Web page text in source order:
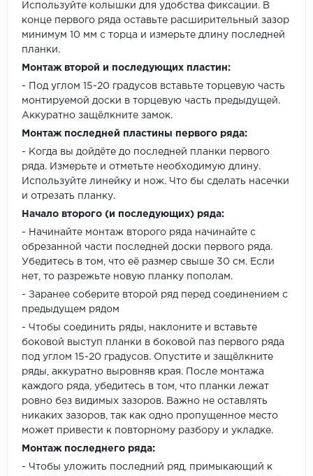
Используйте колышки для удобства фиксации. В
конце первого ряда оставьте расширительный зазор
минимум 10 мм с торца и измерьте длину последней
планки.
Монтаж второй и последующих пластин:
- Под углом 15-20 градусов вставьте торцевую часть
монтируемой доски в торцевую часть предыдущей.
Аккуратно защёлкните замок.
Монтаж последней пластины первого ряда:
- Когда вы дойдёте до последней планки первого
ряда. Измерьте и отметьте необходимую длину.
Используйте линейку и нож. Что бы сделать насечки
и отрезать планку.
Начало второго (и последующих) ряда:
- Начинайте монтаж второго ряда начинайте с
обрезанной части последней доски первого ряда.
Убедитесь в том, что её размер свыше 30 см. Если
нет, то разрежьте новую планку пополам.
- Заранее соберите второй ряд перед соединением с
предыдущем рядом
- Чтобы соединить ряды, наклоните и вставьте
боковой выступ планки в боковой паз первого ряда
под углом 15-20 градусов. Опустите и защёлкните
ряды, аккуратно выровняв края. После монтажа
каждого ряда, убедитесь в том, что планки лежат
ровно без видимых зазоров. Важно не оставлять
никаких зазоров, так как одно пропущенное место
может привести к повторному разбору и укладке.
Монтаж последнего ряда:
- Чтобы уложить последний ряд, примыкающий к